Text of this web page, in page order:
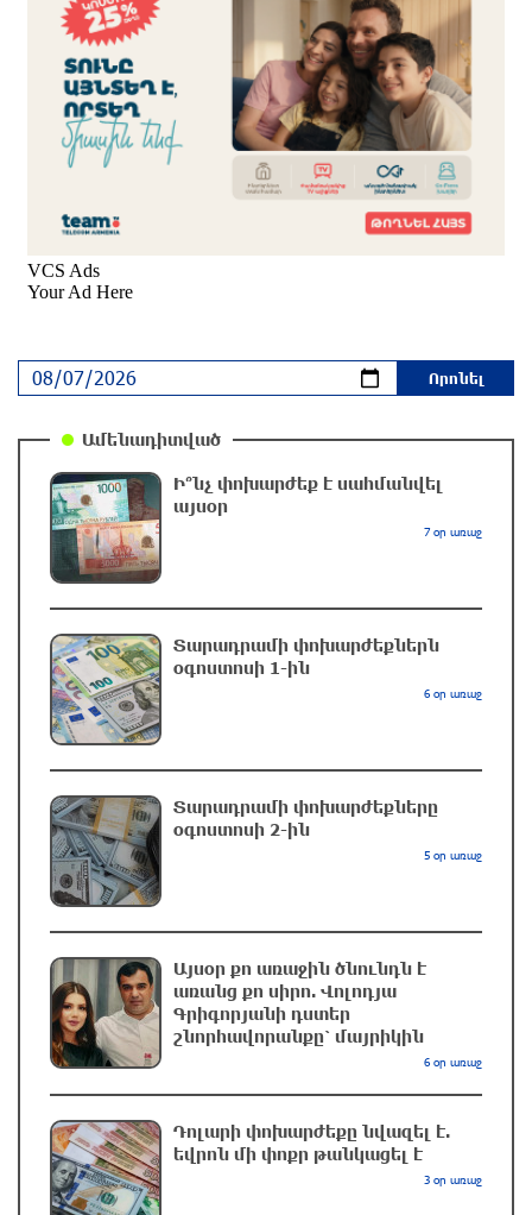
կիլոմետրից
4 ժամ առաջ
Հնդկաստանի և Իսրայելի վարչապետները
քննարկել են Մերձավոր Արևելքում տիրող
իրավիճակը
4 ժամ առաջ
տապալվել
Իրանը և Օմանը պլանավորում են փոխել
կառուցվածքը
4 ժամ առաջ
8-ամյա Մոնթե Մուրադյանն ու Սյունե
Քոսակյանը հաղթահարել են Արարատի
գագաթը
Վթար Լոռու մարզում․ փրկարարները
վարորդին դուրս են բերել արգելափակումից
Երևանում երթուղիների փոփոխություն կլինի
մենամարտի չեղարկման պատճառը
բացահայտվել է
6 ժամ առաջ
Ամենադիտված
Ի՞նչ փոխարժեք է սահմանվել
այսօր
7 օր առաջ
Տարադրամի փոխարժեքներն
օգոստոսի 1-ին
6 օր առաջ
Տարադրամի փոխարժեքները
օգոստոսի 2-ին
5 օր առաջ
Այսօր քո առաջին ծնունդն է
առանց քո սիրո. Վոլոդյա
Գրիգորյանի դստեր
շնորհավորանքը՝ մայրիկին
6 օր առաջ
Դոլարի փոխարժեքը նվազել է.
եվրոն մի փոքր թանկացել է
3 օր առաջ